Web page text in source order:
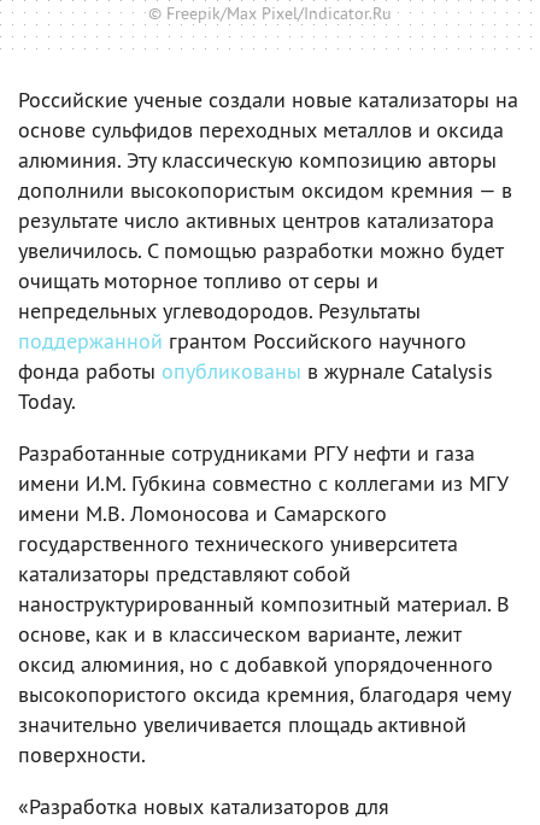
© Freepik/Max Pixel/Indicator.Ru
Российские ученые создали новые катализаторы на
основе сульфидов переходных металлов и оксида
алюминия. Эту классическую композицию авторы
дополнили высокопористым оксидом кремния — в
результате число активных центров катализатора
увеличилось. С помощью разработки можно будет
очищать моторное топливо от серы и
непредельных углеводородов. Результаты
поддержанной грантом Российского научного
фонда работы опубликованы в журнале Catalysis
Today.
Разработанные сотрудниками РГУ нефти и газа
имени И.М. Губкина совместно с коллегами из МГУ
имени М.В. Ломоносова и Самарского
государственного технического университета
катализаторы представляют собой
наноструктурированный композитный материал. В
основе, как и в классическом варианте, лежит
оксид алюминия, но с добавкой упорядоченного
высокопористого оксида кремния, благодаря чему
значительно увеличивается площадь активной
поверхности.
«Разработка новых катализаторов для